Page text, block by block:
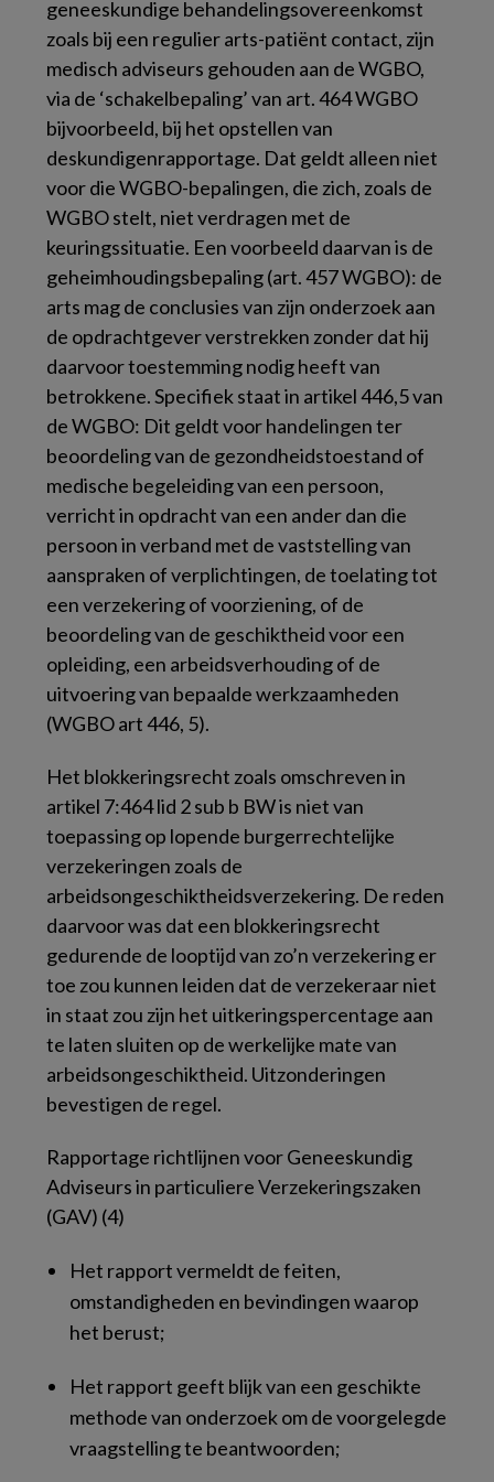
geneeskundige behandelingsovereenkomst
zoals bij een regulier arts-patiënt contact, zijn
medisch adviseurs gehouden aan de WGBO,
via de ‘schakelbepaling’ van art. 464 WGBO
bijvoorbeeld, bij het opstellen van
deskundigenrapportage. Dat geldt alleen niet
voor die WGBO-bepalingen, die zich, zoals de
WGBO stelt, nietverdragen met de
keuringssituatie. Een voorbeeld daarvan is de
geheimhoudingsbepaling (art. 457 WGBO): de
arts mag de conclusies van zijn onderzoek aan
de opdrachtgever verstrekken zonderdat hij
daarvoor toestemming nodig heeft van
betrokkene. Specifiek staat in artikel 446,5 van
de WGBO: Dit geldt voor handelingen ter
beoordeling van de gezondheidstoestand of
medische begeleiding van een persoon,
verricht in opdracht van een ander dan die
persoon in verband met de vaststelling van
aanspraken of verplichtingen, de toelating tot
een verzekering of voorziening, of de
beoordeling van de geschiktheid voor een
opleiding, een arbeidsverhouding of de
uitvoering van bepaalde werkzaamheden
(WGBO art 446, 5).
Het blokkeringsrecht zoals omschreven in
artikel 7:464 lid 2 sub b BW is niet van
toepassing op lopende burgerrechtelijke
verzekeringen zoals de
arbeidsongeschiktheidsverzekering. De reden
daarvoor was dat een blokkeringsrecht
gedurende de looptijd van zo’n verzekering er
toe zou kunnen leiden dat de verzekeraar niet
in staat zou zijn het uitkeringspercentage aan
te laten sluiten op de werkelijke mate van
arbeidsongeschiktheid. Uitzonderingen
bevestigen de regel.
Rapportage richtlijnen voor Geneeskundig
Adviseurs in particuliere Verzekeringszaken
(GAV) (4)
Het rapport vermeldt de feiten,
omstandigheden en bevindingen waarop
het berust;
Het rapport geeft blijk van een geschikte
methode van onderzoek om de voorgelegde
vraagstelling te beantwoorden;